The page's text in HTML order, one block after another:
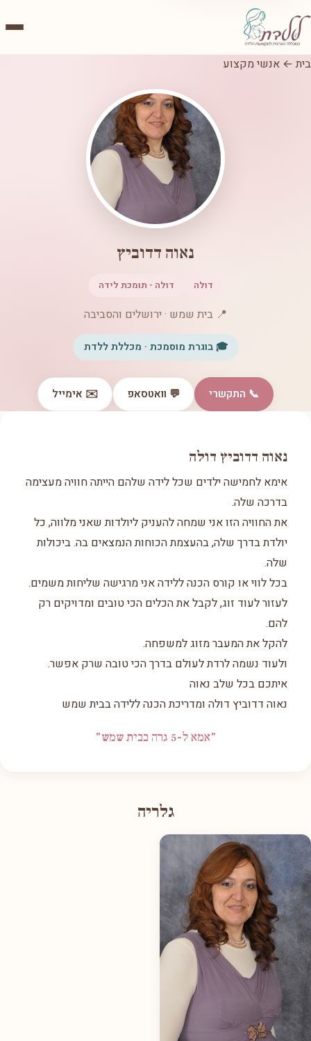
בית ← אנשי מקצוע
נאוה דדוביץ
דולה דולה - תומכת לידה
📍 בית שמש · ירושלים והסביבה
🎓 בוגרת מוסמכת · מכללת ללדת
📞 התקשרי 💬 וואטסאפ ✉️ אימייל
נאוה דדוביץ דולה
אימא לחמישה ילדים שכל לידה שלהם הייתה חוויה מעצימה
בדרכה שלה.
את החוויה הזו אני שמחה להעניק ליולדות שאני מלווה, כל
יולדת בדרך שלה, בהעצמת הכוחות הנמצאים בה. ביכולות
שלה.
בכל לווי או קורס הכנה ללידה אני מרגישה שליחות משמים.
לעזור לעוד זוג, לקבל את הכלים הכי טובים ומדויקים רק
להם.
להקל את המעבר מזוג למשפחה.
ולעוד נשמה לרדת לעולם בדרך הכי טובה שרק אפשר.
איתכם בכל שלב נאוה
נאוה דדוביץ דולה ומדריכת הכנה ללידה בבית שמש
"אמא ל-5 גרה בבית שמש"
גלריה